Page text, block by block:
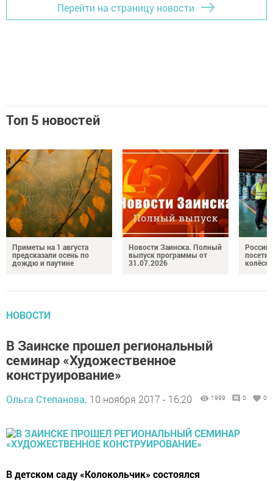
Перейти на страницу новости
Топ 5 новостей
Приметы на 1 августа
предсказали осень по
дождю и паутине
Новости Заинска. Полный
выпуск программы от
31.07.2026
НОВОСТИ
В Заинске прошел региональный
семинар «Художественное
конструирование»
Ольга Степанова, 10 ноября 2017 - 16:20 1999 0 0
В детском саду «Колокольчик» состоялся